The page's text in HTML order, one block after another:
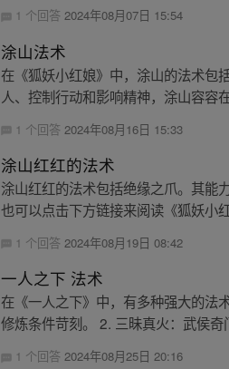
1 个回答2024年08月07日 15:54
涂山法术
在《狐妖小红娘》中，涂山的法术包
人、控制行动和影响精神，涂山容容
1 个回答 2024年08月16日 15:33
涂山红红的法术
涂山红红的法术包括绝缘之爪。其能
也可以点击下方链接来阅读《狐妖小
1 个回答 2024年08月19日 08:42
一人之下 法术
在《一人之下》中，有多种强大的法
修炼条件苛刻。 2. 三昧真火：武侯
1 个回答2024年08月25日 20:16